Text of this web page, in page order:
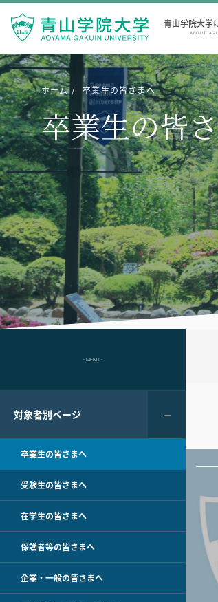
青山学院大学
ABOUT AGU
ホーム 卒業生の皆さまへ
卒業生の皆
- MENU -
対象者別ページ
卒業生の皆さまへ
受験生の皆さまへ
在学生の皆さまへ
保護者等の皆さまへ
企業・一般の皆さまへ